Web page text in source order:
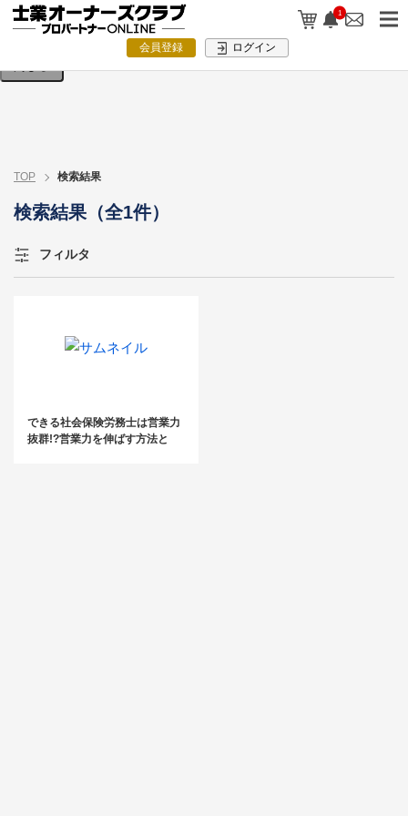
1
会員登録 ログイン
検索条件を入力してください。
TOP 検索結果
検索結果（全1件）
フィルタ
できる社会保険労務士は営業力
抜群!?営業力を伸ばす方法と